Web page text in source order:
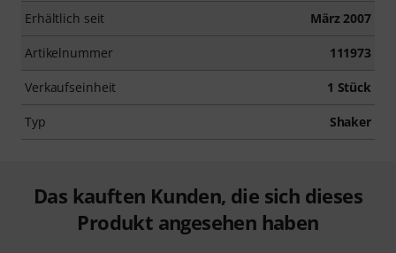
Erhältlich seit März 2007
Artikelnummer 111973
Verkaufseinheit 1 Stück
Typ Shaker
Das kauften Kunden, die sich dieses
Produkt angesehen haben